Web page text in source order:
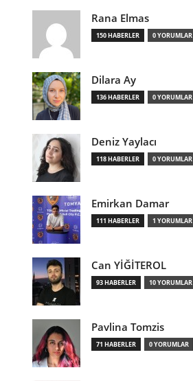
Rana Elmas
150 HABERLER 0 YORUMLAR
Dilara Ay
136 HABERLER 0 YORUMLAR
Deniz Yaylacı
118 HABERLER 0 YORUMLAR
Emirkan Damar
111 HABERLER 1 YORUMLAR
Can YİĞİTEROL
93 HABERLER 10 YORUMLAR
Pavlina Tomzis
71 HABERLER 0 YORUMLAR